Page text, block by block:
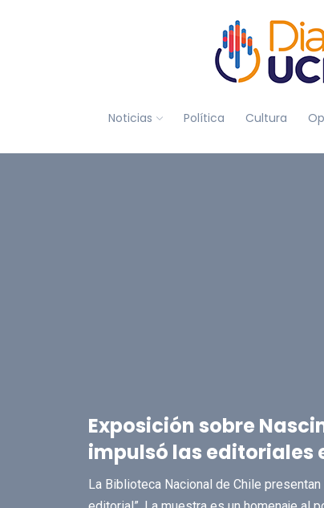
Noticias Política Cultura
Exposición sobre
impulsó las editoriales
La Biblioteca Nacional de Chile